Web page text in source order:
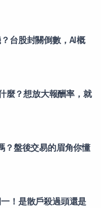
台股封關倒數，AI概
麼？想放大報酬率，就
？盤後交易的眉角你懂
！是散戶殺過頭還是